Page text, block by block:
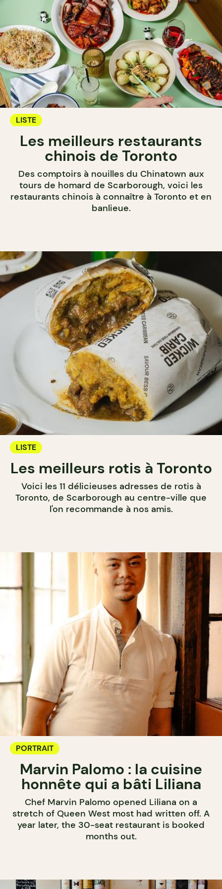
LISTE
Les meilleurs restaurants
chinois de Toronto
Des comptoirs à nouilles du Chinatown aux
tours de homard de Scarborough, voici les
restaurants chinois à connaître à Toronto et en
banlieue.
LISTE
Les meilleurs rotis à Toronto
Voici les 11 délicieuses adresses de rotis à
Toronto, de Scarborough au centre-ville que
l'on recommande à nos amis.
PORTRAIT
Marvin Palomo : la cuisine
honnête qui a bâti Liliana
Chef Marvin Palomo opened Liliana on a
stretch of Queen West most had written off. A
year later, the 30-seat restaurant is booked
months out.